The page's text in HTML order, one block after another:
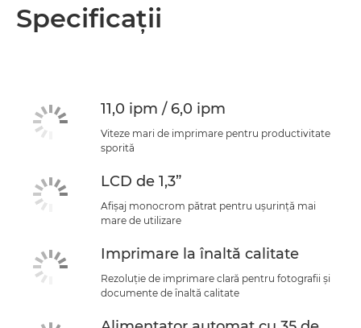
Specificaţii
11,0 ipm / 6,0 ipm
Viteze mari de imprimare pentru productivitate
sporită
LCD de 1,3”
Afişaj monocrom pătrat pentru uşurinţă mai
mare de utilizare
Imprimare la înaltă calitate
Rezoluţie de imprimare clară pentru fotografii şi
documente de înaltă calitate